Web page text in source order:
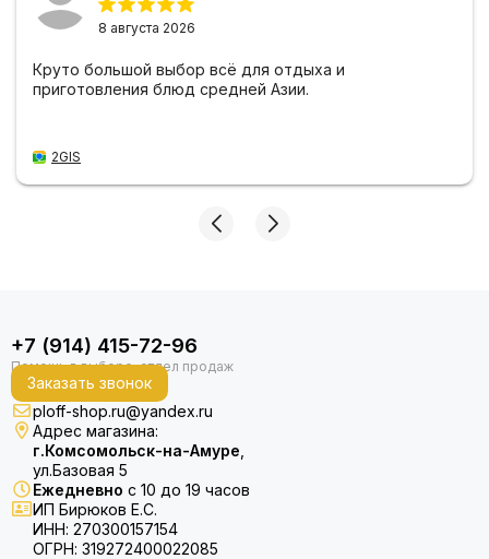
8 августа 2026
Круто большой выбор всё для отдыха и
приготовления блюд средней Азии.
2GIS
+7 (914) 415-72-96
Заказать звонок
ploff-shop.ru@yandex.ru
Адрес магазина:
г.Комсомольск-на-Амуре
ул.Базовая 5
Ежедневно с 10 до 19 часов
ИП Бирюков Е.С.
ИНН: 270300157154
ОГРН: 319272400022085